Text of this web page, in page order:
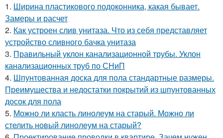
1. Ширина пластикового подоконника, какая бывает.
Замеры и расчет
2. Как устроен слив унитаза. Что из себя представляет
устройство сливного бачка унитаза
3. Правильный уклон канализационной трубы. Уклон
канализационных труб по СНиП
4. Шпунтованная доска для пола стандартные размеры.
Преимущества и недостатки покрытий из шпунтованных
досок для пола
5. Можно ли класть линолеум на старый. Можно ли
стелить новый линолеум на старый?